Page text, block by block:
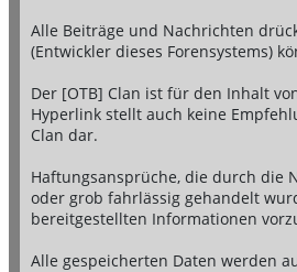
Alle Beiträge und Nachrichten
(Entwickler dieses Forensystems)
Der [OTB] Clan ist für den Inhalt
Hyperlink stellt auch keine
Clan dar.
Haftungsansprüche, die durch die
oder grob fahrlässig gehandelt
bereitgestellten Informationen
Alle gespeicherten Daten werden